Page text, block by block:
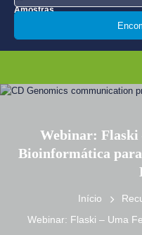
Webinar: Flaski
Bioinformática para
Início
Webinar: Flaski – Uma